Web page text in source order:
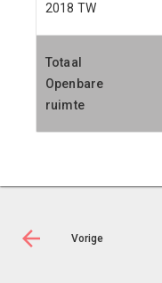
2018 TW
Totaal
Openbare
ruimte
Vorige